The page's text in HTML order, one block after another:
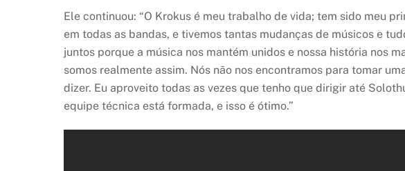
Ele continuou: “O Krokus é meu trabalho de vida; tem sido meu
em todas as bandas, e tivemos tantas mudanças de músicos e
juntos porque a música nos mantém unidos e nossa história nos
somos realmente assim. Nós não nos encontramos para tomar
dizer. Eu aproveito todas as vezes que tenho que dirigir até
equipe técnica está formada, e isso é ótimo.”